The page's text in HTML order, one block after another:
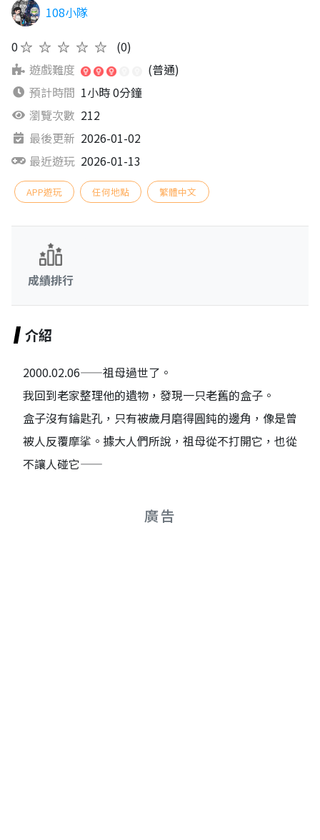
108小隊
0★★★★★
(0)
遊戲難度
(普通)
預計時間 1小時 0分鐘
瀏覽次數 212
最後更新 2026-01-02
最近遊玩 2026-01-13
APP遊玩 任何地點 繁體中文
成績排行
介紹
2000.02.06——祖母過世了。
我回到老家整理他的遺物，發現一只老舊的盒子。
盒子沒有鑰匙孔，只有被歲月磨得圓鈍的邊角，像是曾
被人反覆摩挲。據大人們所說，祖母從不打開它，也從
不讓人碰它——
廣告